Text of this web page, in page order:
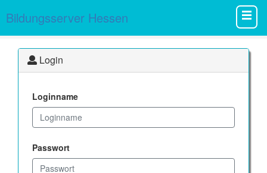
Bildungsserver Hessen
Login
Loginname
Passwort